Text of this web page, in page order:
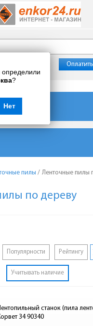
?
Нет
пилы / Ленточные пилы
по дереву
Популярности Рейтингу
Учитывать наличие
станок (пила
34 90340